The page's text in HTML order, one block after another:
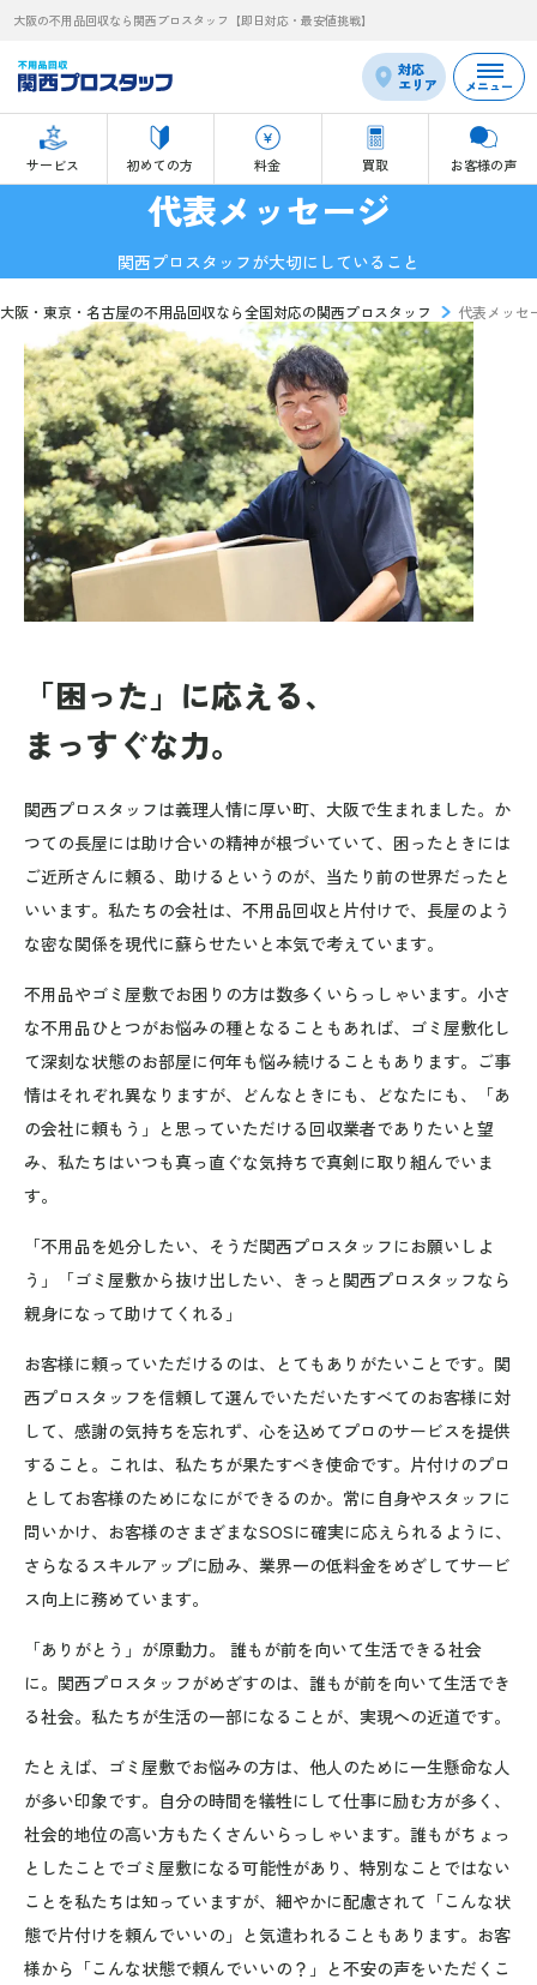
大阪の不用品回収なら関西プロスタッフ【即日対応・最安値挑戦】
対応
エリア
サービス 初めての方 料金 買取 お客様の声
メニュー
代表メッセージ
関西プロスタッフが大切にしていること
大阪・東京・名古屋の不用品回収なら全国対応の関西プロスタッフ 代表メッセ
「困った」に応える、
まっすぐな力。
関西プロスタッフは義理人情に厚い町、大阪で生まれました。か
つての長屋には助け合いの精神が根づいていて、困ったときには
ご近所さんに頼る、助けるというのが、当たり前の世界だったと
いいます。私たちの会社は、不用品回収と片付けで、長屋のよう
な密な関係を現代に蘇らせたいと本気で考えています。
不用品やゴミ屋敷でお困りの方は数多くいらっしゃいます。小さ
な不用品ひとつがお悩みの種となることもあれば、ゴミ屋敷化し
て深刻な状態のお部屋に何年も悩み続けることもあります。ご事
情はそれぞれ異なりますが、どんなときにも、どなたにも、「あ
の会社に頼もう」と思っていただける回収業者でありたいと望
み、私たちはいつも真っ直ぐな気持ちで真剣に取り組んでいま
す。
「不用品を処分したい、そうだ関西プロスタッフにお願いしよ
う」
「ゴミ屋敷から抜け出したい、きっと関西プロスタッフなら
親身になって助けてくれる」
お客様に頼っていただけるのは、とてもありがたいことです。関
西プロスタッフを信頼して選んでいただいたすべてのお客様に対
して、感謝の気持ちを忘れず、心を込めてプロのサービスを提供
すること。これは、私たちが果たすべき使命です。片付けのプロ
としてお客様のためになにができるのか。常に自身やスタッフに
問いかけ、お客様のさまざまなSOSに確実に応えられるように、
さらなるスキルアップに励み、業界一の低料金をめざしてサービ
ス向上に務めています。
「ありがとう」が原動力。 誰もが前を向いて生活できる社会
に。関西プロスタッフがめざすのは、誰もが前を向いて生活でき
る社会。私たちが生活の一部になることが、実現への近道です。
たとえば、ゴミ屋敷でお悩みの方は、他人のために一生懸命な人
が多い印象です。自分の時間を犠牲にして仕事に励む方が多く、
社会的地位の高い方もたくさんいらっしゃいます。誰もがちょっ
としたことでゴミ屋敷になる可能性があり、特別なことではない
ことを私たちは知っていますが、細やかに配慮されて「こんな状
態で片付けを頼んでいいの」と気遣われることもあります。お客
様から「こんな状態で頼んでいいの？」と不安の声をいただくこ